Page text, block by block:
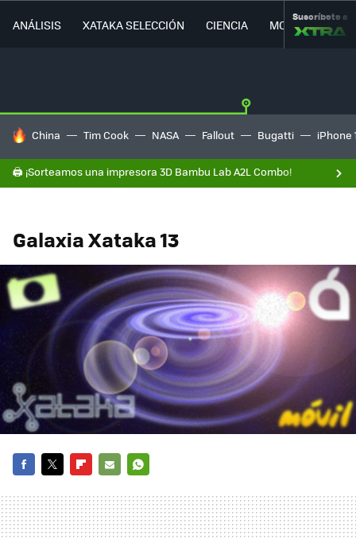
ANÁLISIS XATAKA SELECCIÓN CIENCIA MOVILIDAD
Suscríbete a
HOY SE HABLA DE
China Tim Cook NASA Fallout Bugatti iPhone
🖨️ ¡Sorteamos una impresora 3D Bambu Lab A2L Combo!
Galaxia Xataka 13
MAIL